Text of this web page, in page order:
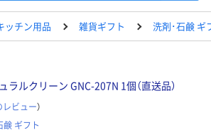
ッチン用品 雑貨ギフト 洗剤･石鹸 ギ
ラルクリーン GNC-207N 1個（直送品）
レビュー）
鹸 ギフト